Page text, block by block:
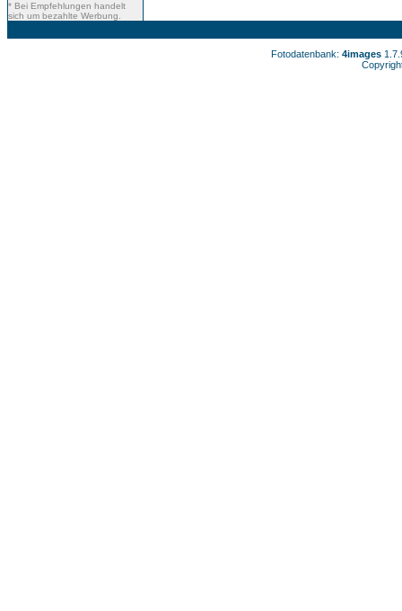
* Bei Empfehlungen handelt
sich um bezahlte Werbung.
Fotodatenbank: 4images